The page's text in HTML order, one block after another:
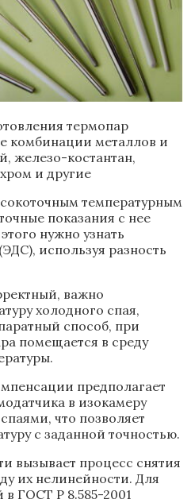
термопар
комбинации металлов и
железо-костантан,
и другие
температурным
показания с нее
нужно узнать
используя разность
важно
холодного спая,
способ, при
помещается в среду
предполагает
в изокамеру
что позволяет
с заданной точностью.
вызывает процесс снятия
их нелинейности. Для
в ГОСТ Р 8.585-2001